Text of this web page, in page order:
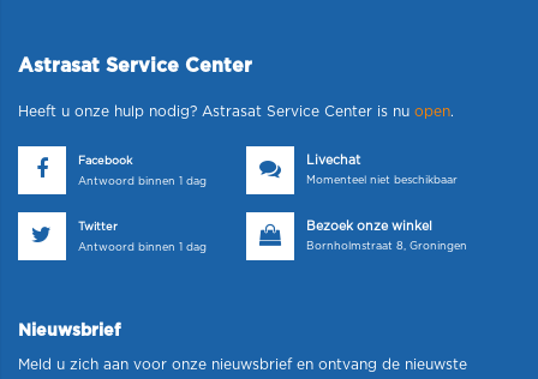
Astrasat Service Center
Heeft u onze hulp nodig? Astrasat Service Center is nu open.
Facebook
Antwoord binnen 1 dag
Livechat
Momenteel niet beschikbaar
Twitter
Antwoord binnen 1 dag
Bezoek onze winkel
Bornholmstraat 8, Groningen
Nieuwsbrief
Meld u zich aan voor onze nieuwsbrief en ontvang de nieuwste